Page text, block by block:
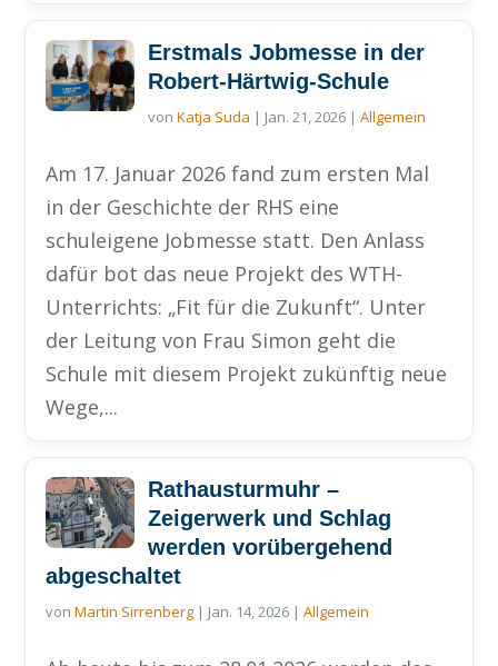
Erstmals Jobmesse in der
Robert-Härtwig-Schule
vonKatja Suda | Jan. 21, 2026 |Allgemein
Am 17. Januar 2026 fand zum ersten Mal
in der Geschichte der RHS eine
schuleigene Jobmesse statt. Den Anlass
dafür bot das neue Projekt des WTH-
Unterrichts: „Fit für die Zukunft“. Unter
der Leitung von Frau Simon geht die
Schule mit diesem Projekt zukünftig neue
Wege,...
Rathausturmuhr –
Zeigerwerk und Schlag
werden vorübergehend
abgeschaltet
vonMartin Sirrenberg | Jan. 14, 2026 |Allgemein